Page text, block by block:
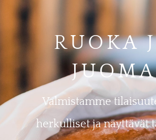
RUOKA
JUOMA
Valmistamme
herkulliset ja näyttävät